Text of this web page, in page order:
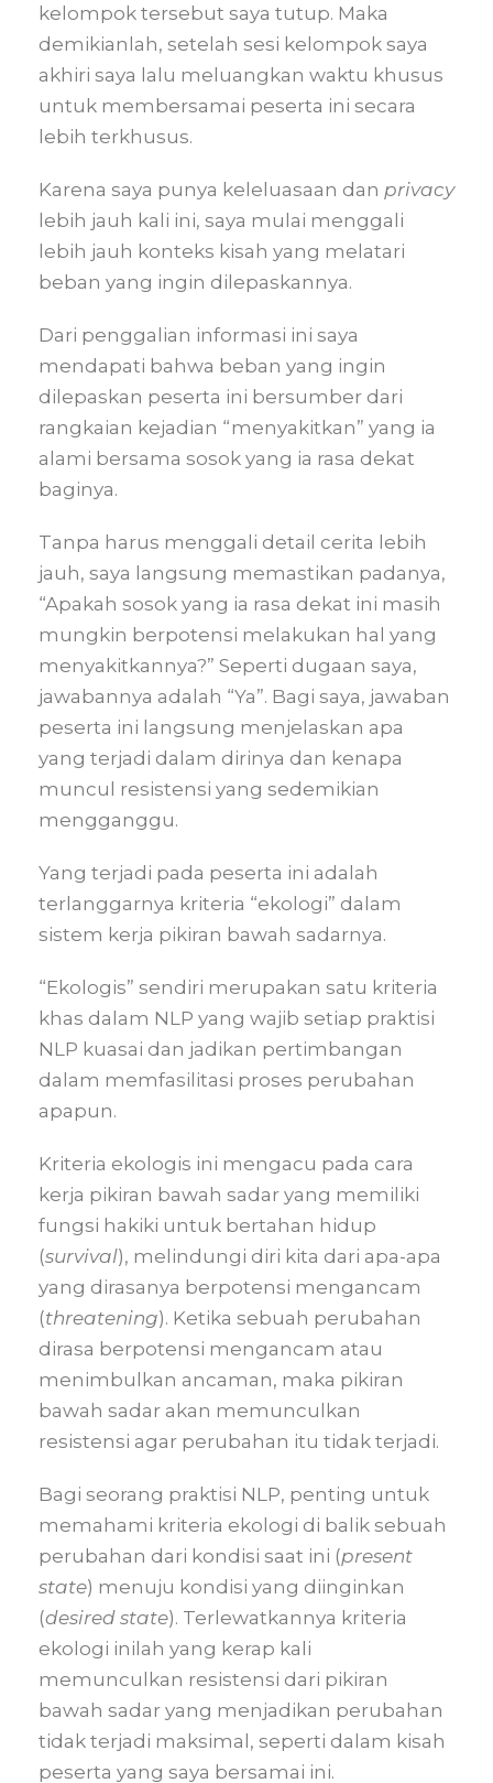
kelompok tersebut saya tutup. Maka
demikianlah, setelah sesi kelompok saya
akhiri saya lalu meluangkan waktu khusus
untuk membersamai peserta ini secara
lebih terkhusus.
Karena saya punya keleluasaan dan privacy
lebih jauh kali ini, saya mulai menggali
lebih jauh konteks kisah yang melatari
beban yang ingin dilepaskannya.
Dari penggalian informasi ini saya
mendapati bahwa beban yang ingin
dilepaskan peserta ini bersumber dari
rangkaian kejadian “menyakitkan” yang ia
alami bersama sosok yang ia rasa dekat
baginya.
Tanpa harus menggali detail cerita lebih
jauh, saya langsung memastikan padanya,
“Apakah sosok yang ia rasa dekat ini masih
mungkin berpotensi melakukan hal yang
menyakitkannya?” Seperti dugaan saya,
jawabannya adalah “Ya”. Bagi saya, jawaban
peserta ini langsung menjelaskan apa
yang terjadi dalam dirinya dan kenapa
muncul resistensi yang sedemikian
mengganggu.
Yang terjadi pada peserta ini adalah
terlanggarnya kriteria “ekologi” dalam
sistem kerja pikiran bawah sadarnya.
“Ekologis” sendiri merupakan satu kriteria
khas dalam NLP yang wajib setiap praktisi
NLP kuasai dan jadikan pertimbangan
dalam memfasilitasi proses perubahan
apapun.
Kriteria ekologis ini mengacu pada cara
kerja pikiran bawah sadar yang memiliki
fungsi hakiki untuk bertahan hidup
(survival), melindungi diri kita dari apa-apa
yang dirasanya berpotensi mengancam
(threatening). Ketika sebuah perubahan
dirasa berpotensi mengancam atau
menimbulkan ancaman, maka pikiran
bawah sadar akan memunculkan
resistensi agar perubahan itu tidak terjadi.
Bagi seorang praktisi NLP, penting untuk
memahami kriteria ekologi di balik sebuah
perubahan dari kondisi saat ini (present
state) menuju kondisi yang diinginkan
(desired state). Terlewatkannya kriteria
ekologi inilah yang kerap kali
memunculkan resistensi dari pikiran
bawah sadar yang menjadikan perubahan
tidak terjadi maksimal, seperti dalam kisah
peserta yang saya bersamai ini.